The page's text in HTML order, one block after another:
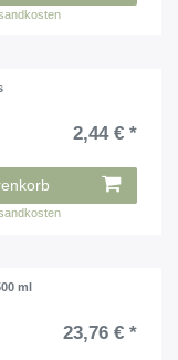
2,44 € *
ml
23,76 € *